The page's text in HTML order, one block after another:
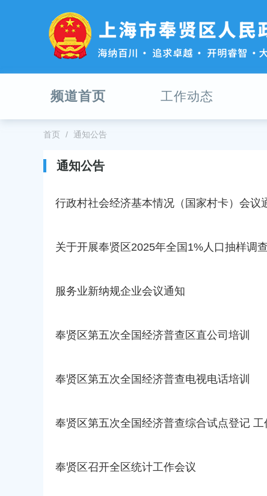
到
频道首页 工作动态
首页 通知公告
通知公告
行政村社会经济基本情况（国家村卡）会议
关于开展奉贤区2025年全国1%人口抽样调
服务业新纳规企业会议通知
奉贤区第五次全国经济普查区直公司培训
奉贤区第五次全国经济普查电视电话培训
奉贤区第五次全国经济普查综合试点登记
奉贤区召开全区统计工作会议